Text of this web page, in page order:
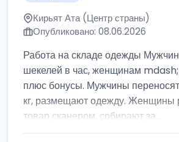
Кирьят Ата (Центр страны)
Опубликовано: 08.06.2026
Работа на складе одежды
шекелей в час, женщинам
плюс бонусы. Мужчины переносят
кг, размещают одежду. Женщины
товар сканером, собирают за...